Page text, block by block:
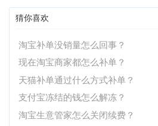
猜你喜欢
淘宝补单没销量怎么回事？
现在淘宝商家都怎么补单？
天猫补单通过什么方式补单？
支付宝冻结的钱怎么解冻？
淘宝生意管家怎么关闭续费？